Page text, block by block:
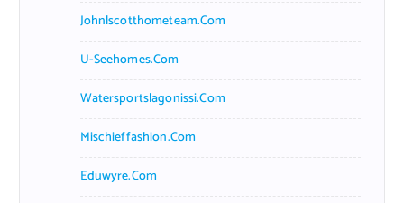
Johnlscotthometeam.com
U-Seehomes.com
Watersportslagonissi.com
Mischieffashion.com
Eduwyre.com